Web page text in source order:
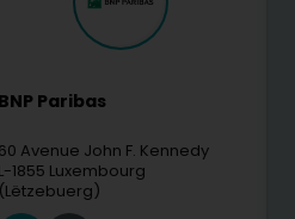
BNP Paribas
60 Avenue John F. Kennedy
L-1855 Luxembourg
(Lëtzebuerg)